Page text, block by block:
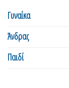
Γυναίκα
Άνδρας
Παιδί